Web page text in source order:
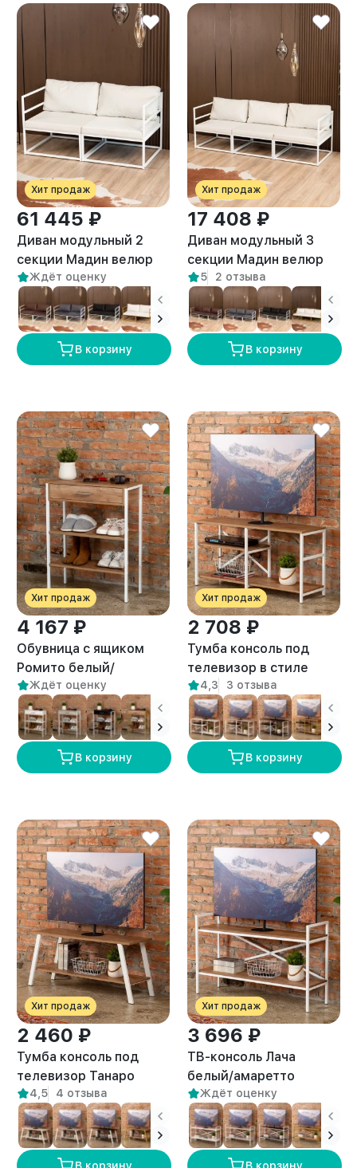
Хит продаж
61 445 ₽
Диван модульный 2
секции Мадин велюр
белый/белый
Ждёт оценку
В корзину
Хит продаж
17 408 ₽
Диван модульный 3
секции Мадин велюр
белый/белый
5 2 отзыва
В корзину
Хит продаж
4 167 ₽
Обувница с ящиком
Ромито белый/
амаретто
Ждёт оценку
В корзину
Хит продаж
2 708 ₽
Тумба консоль под
телевизор в стиле
лофт Арно белый/
амаретто
4,3 3 отзыва
В корзину
Хит продаж
2 460 ₽
Тумба консоль под
телевизор Танаро
белый/амаретто
4,5 4 отзыва
В корзину
Хит продаж
3 696 ₽
ТВ-консоль Лача
белый/амаретто
Ждёт оценку
В корзину